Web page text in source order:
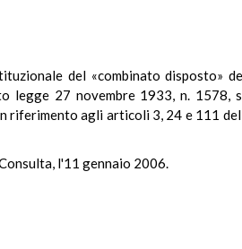
del «combinato disposto»
27 novembre 1933, n. 1578,
agli articoli 3, 24 e 111
l'11 gennaio 2006.